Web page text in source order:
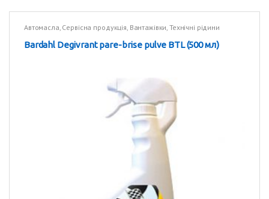
Автомасла, Сервісна продукція, Вантажівки,Технічні рідини
Bardahl Degivrant pare-brise pulve BTL (500 мл)